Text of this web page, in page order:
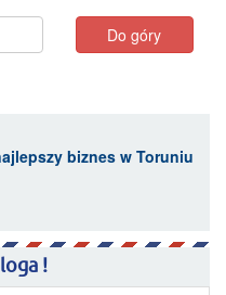
Do góry
biznes w Toruniu
!